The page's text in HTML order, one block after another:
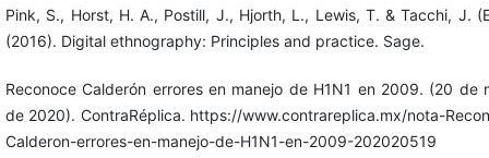
Pink, S., Horst, H. A., Postill, J., Hjorth, L., Lewis, T. & Tacchi, J.
(2016). Digital ethnography: Principles and practice. Sage.
Reconoce Calderón errores en manejo de H1N1 en 2009. (20 de
de 2020). ContraRéplica. https://www.contrareplica.mx/nota-
Calderon-errores-en-manejo-de-H1N1-en-2009-202020519